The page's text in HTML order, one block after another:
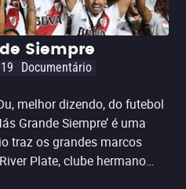
Siempre
Documentário
melhor dizendo, do futebol
Grande Siempre’ é uma
traz os grandes marcos
Plate, clube hermano
país, rivalizando em